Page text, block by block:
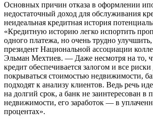
Основных причин отказа в оформлении
недостаточный доход для обслуживания
неидеальная кредитная история
«Кредитную историю легко испортить
одного платежа, но очень трудно
президент Национальной ассоциации
Эльман Мехтиев. — Даже несмотря на то,
кредит обеспечивается залогом и все
покрываться стоимостью недвижимости,
подходят к анализу клиентов. Ведь речь
на долгий срок, а банк не заинтересован в
недвижимости, его заработок — в
процентах».